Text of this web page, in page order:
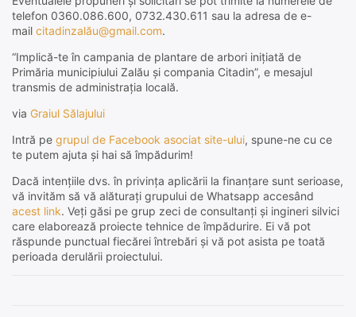
telefon 0360.086.600, 0732.430.611 sau la adresa de e-
mail citadinzalău@gmail.com.
“Implică-te în campania de plantare de arbori inițiată de
Primăria municipiului Zalău și compania Citadin”, e mesajul
transmis de administrația locală.
via Graiul Sălajului
Intră pe grupul de Facebook asociat site-ului, spune-ne cu ce
te putem ajuta și hai să împădurim!
Dacă intențiile dvs. în privința aplicării la finanțare sunt serioase,
vă invităm să vă alăturați grupului de Whatsapp accesând
acest link. Veți găsi pe grup zeci de consultanți și ingineri silvici
care elaborează proiecte tehnice de împădurire. Ei vă pot
răspunde punctual fiecărei întrebări și vă pot asista pe toată
perioada derulării proiectului.